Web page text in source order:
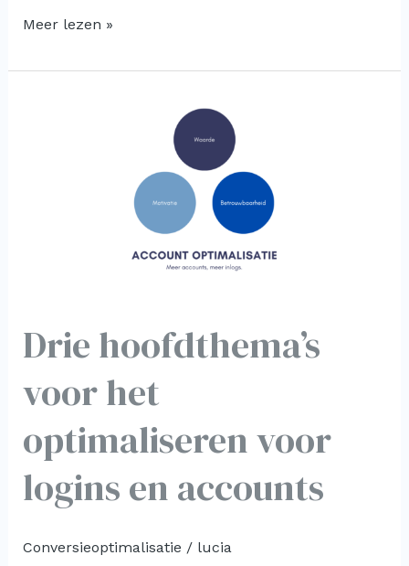
Meer lezen »
Drie hoofdthema’s
voor het
optimaliseren voor
logins en accounts
Conversieoptimalisatie / lucia